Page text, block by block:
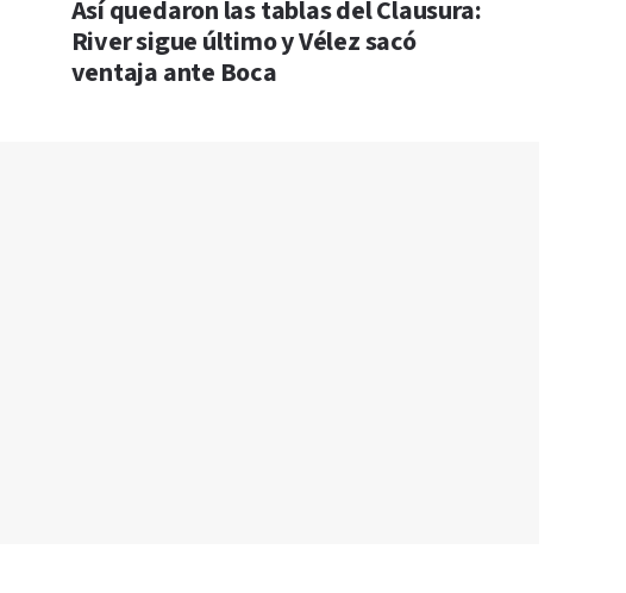
Así quedaron las tablas del Clausura:
River sigue último y Vélez sacó
ventaja ante Boca